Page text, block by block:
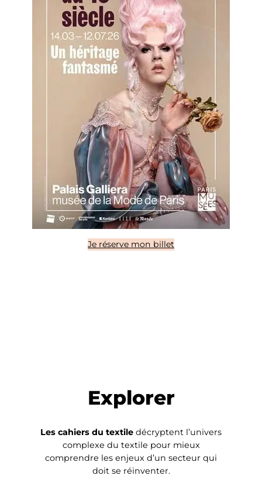
Je réserve mon billet
Explorer
Les cahiers du textile décryptent l’univers
complexe du textile pour mieux
comprendre les enjeux d’un secteur qui
doit se réinventer.